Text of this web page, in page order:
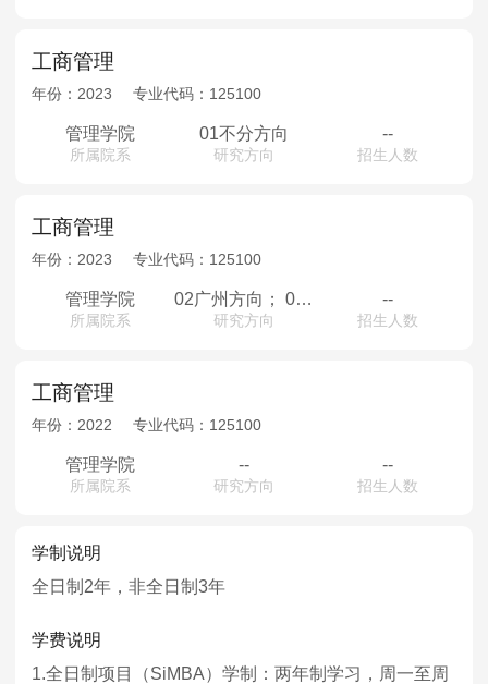
工商管理
年份： 2023 专业代码： 125100
管理学院
所属院系
01不分方向
研究方向
--
招生人数
工商管理
年份： 2023 专业代码： 125100
管理学院
所属院系
02广州方向； 03深圳方向； 04珠海方向； 05高级工商管理
研究方向
--
招生人数
工商管理
年份： 2022 专业代码： 125100
管理学院
所属院系
--
研究方向
--
招生人数
学制说明
全日制2年，非全日制3年
学费说明
1.全日制项目（SiMBA）学制：两年制学习，周一至周